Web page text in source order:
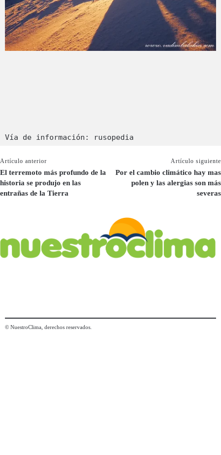
Vía de información: rusopedia
Artículo anterior
El terremoto más profundo de la
historia se produjo en las
entrañas de la Tierra
Artículo siguiente
Por el cambio climático hay mas
polen y las alergias son más
severas
© NuestroClima, derechos reservados.